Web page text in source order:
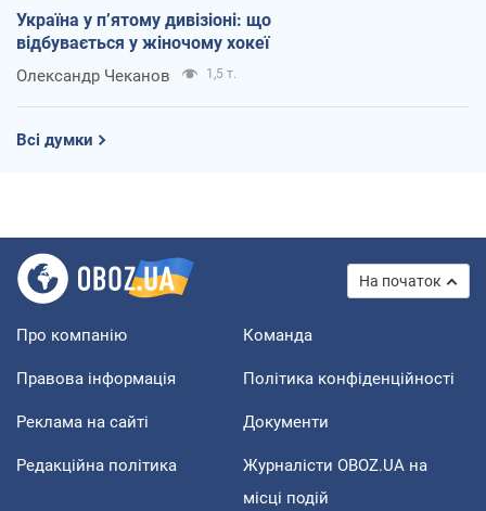
Україна у п’ятому дивізіоні: що
відбувається у жіночому хокеї
Олександр Чеканов 1,5 т.
Всі думки
На початок
Про компанію Команда
Правова інформація Політика конфіденційності
Реклама на сайті Документи
Редакційна політика
Журналісти OBOZ.UA на
місці подій